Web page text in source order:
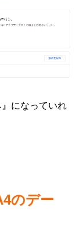
になっていれ
のデー